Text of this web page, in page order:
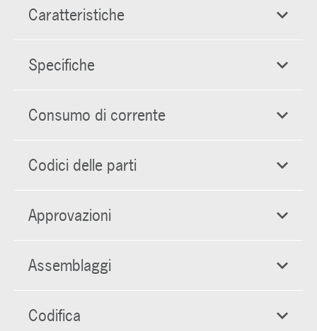
Caratteristiche
Specifiche
Consumo di corrente
Codici delle parti
Approvazioni
Assemblaggi
Codifica